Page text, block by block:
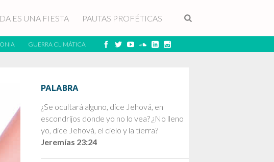
ES UNA FIESTA PAUTAS PROFÉTICAS
GUERRA CLIMÁTICA
PALABRA
¿Se ocultará alguno, dice Jehová, en
escondrijos donde yo no lo vea? ¿No lleno
yo, dice Jehová, el cielo y la tierra?
Jeremías 23:24